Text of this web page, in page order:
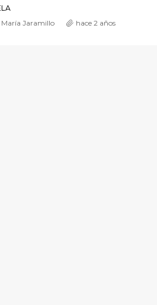
Jaramillo hace 2 años